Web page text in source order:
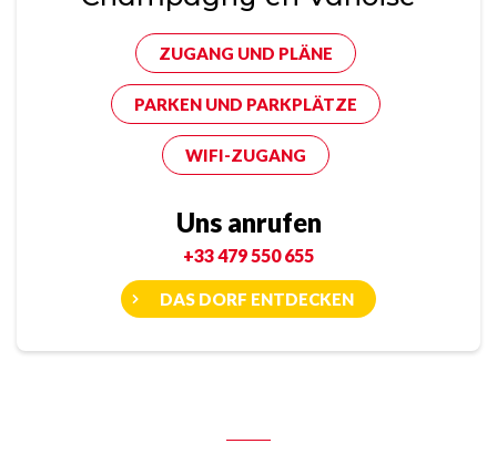
ZUGANG UND PLÄNE
PARKEN UND PARKPLÄTZE
WIFI-ZUGANG
Uns anrufen
+33 479 550 655
DAS DORF ENTDECKEN